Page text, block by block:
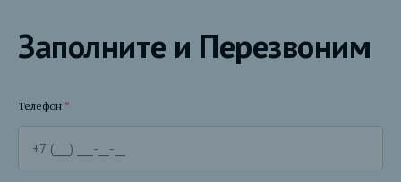
Заполните и Перезвоним
Телефон *